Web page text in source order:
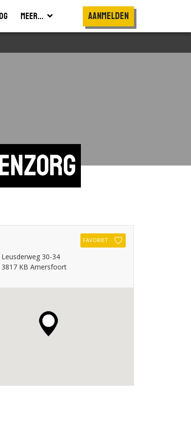
Meer... Aanmelden
FAVORIET
Leusderweg 30-34
3817 KB Amersfoort